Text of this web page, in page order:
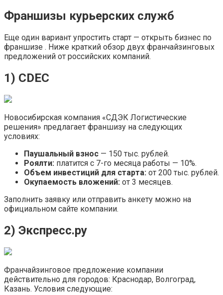
Франшизы курьерских служб
Еще один вариант упростить старт — открыть бизнес по
франшизе . Ниже краткий обзор двух франчайзинговых
предложений от российских компаний.
1) CDEC
Новосибирская компания «СДЭК Логистические
решения» предлагает франшизу на следующих
условиях:
Паушальный взнос — 150 тыс. рублей.
Роялти: платится с 7-го месяца работы — 10%.
Объем инвестиций для старта: от 200 тыс. рублей.
Окупаемость вложений: от 3 месяцев.
Заполнить заявку или отправить анкету можно на
официальном сайте компании.
2) Экспресс.ру
Франчайзинговое предложение компании
действительно для городов: Краснодар, Волгоград,
Казань. Условия следующие: